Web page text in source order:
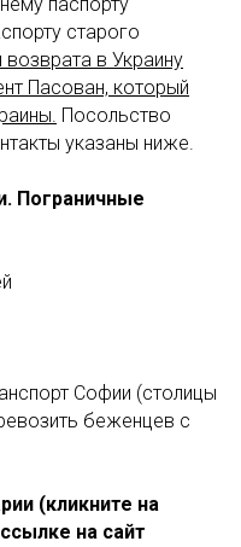
старого
возврата в Украину
Пасован, который
Посольство
указаны ниже.
Пограничные
Софии (столицы
беженцев с
(кликните на
на сайт